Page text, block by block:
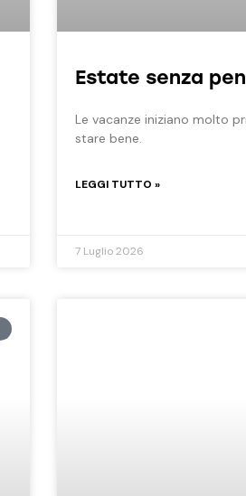
Estate senza
Le vacanze iniziano molto
stare bene.
LEGGI TUTTO »
7 Luglio 2026